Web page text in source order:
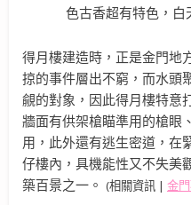
得月樓建造時，正是金門地
掠的事件層出不窮，而水頭
覦的對象，因此得月樓特意
牆面有供架槍瞄準用的槍眼
用，此外還有逃生密道，在
仔樓內，具機能性又不失美
築百景之一。 (相關資訊 | 金